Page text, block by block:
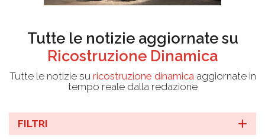
Tutte le notizie aggiornate su
Ricostruzione Dinamica
Tutte le notizie su ricostruzione dinamicaaggiornate in
tempo reale dalla redazione
FILTRI